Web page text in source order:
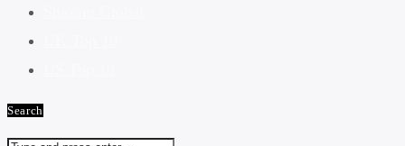
Search